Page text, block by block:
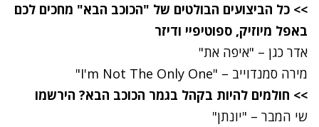
נסה שוב
>> כל הביצועים הבולטים של "הכוכב הבא" מחכים לכם
באפל מיוזיק, ספוטיפיי ודיזר
אדר כגן – "איפה את"
נתקלנו בבעיה
נסה שוב
מירה סמנדוייב – "
I'm Not The Only One
"
נתקלנו בבעיה
>> חולמים להיות בקהל בגמר הכוכב הבא? הירשמו
שי המבר – "יונתן"